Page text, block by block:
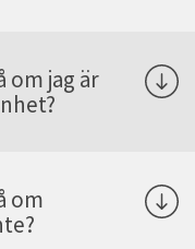
om jag är
om